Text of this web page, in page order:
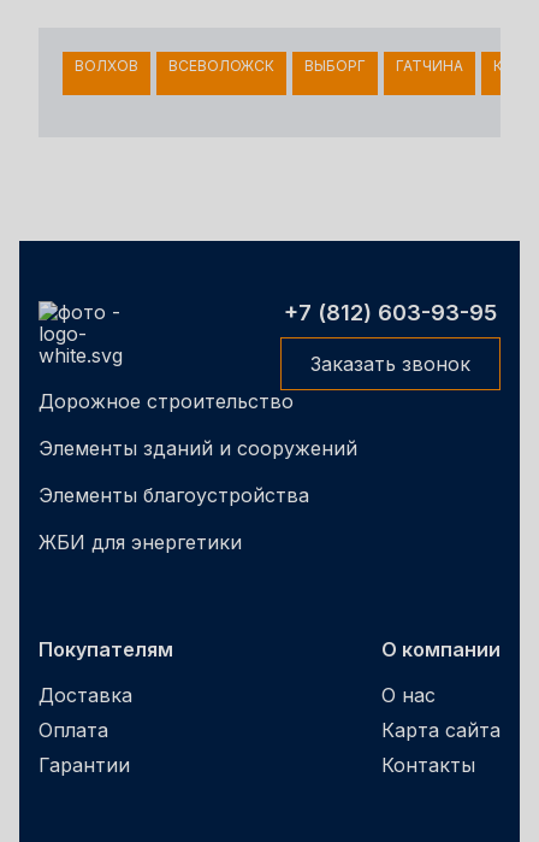
ВОЛХОВ ВСЕВОЛОЖСК ВЫБОРГ ГАТЧИНА
+7 (812) 603-93-95
Заказать звонок
Дорожное строительство
Элементы зданий и сооружений
Элементы благоустройства
ЖБИ для энергетики
Покупателям
Доставка
Оплата
Гарантии
О компании
О нас
Карта сайта
Контакты